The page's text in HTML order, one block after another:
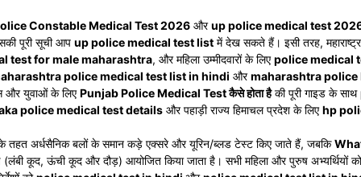
Constable Medical Test 2026 औरup police medical test
पूरी सूची आप up police medical test list में देख सकते हैं। इसी तरह,
test for male maharashtra, और महिला उम्मीदवारों के लिएpolice medical
police medical test list in hindi औरmaharashtra
और युवाओं के लिएPunjab Police Medical Test कैसे होता हैकी पूरी गाइड के साथ
police medical test details और पहाड़ी राज्य हिमाचल प्रदेश के लिएhp
तहत अर्धसैनिक बलों के समान कड़े एक्सरे और यूरिन/ब्लड टेस्ट किए जाते हैं, जबकि
(लंबी कूद, ऊंची कूद और दौड़) आयोजित किया जाता है। सभी महिला और पुरुष अभ्यर्थियों